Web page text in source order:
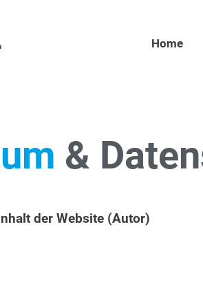
Home
&
der Website (Autor)